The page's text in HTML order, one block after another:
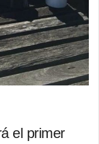
el primer